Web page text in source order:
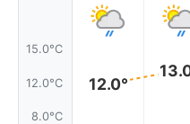
15.0°C
12.0°C
8.0°C
12.0°